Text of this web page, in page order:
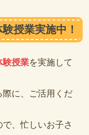
授業実施中！
験授業を実施して
に、ご活用くだ
、忙しいお子さ